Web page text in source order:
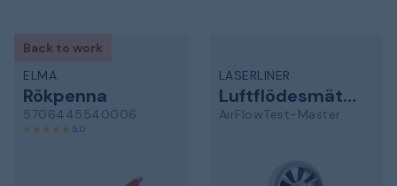
Back to work
ELMA
Rökpenna
5706445540006
5,0
LASERLINER
Luftflödesmätare
AirFlowTest-Master